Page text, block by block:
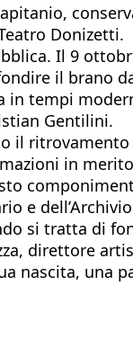
Donizetti.
Il 9
il brano
tempi
Gentilini.
il
in
e
si tratta di
direttore
nascita, una